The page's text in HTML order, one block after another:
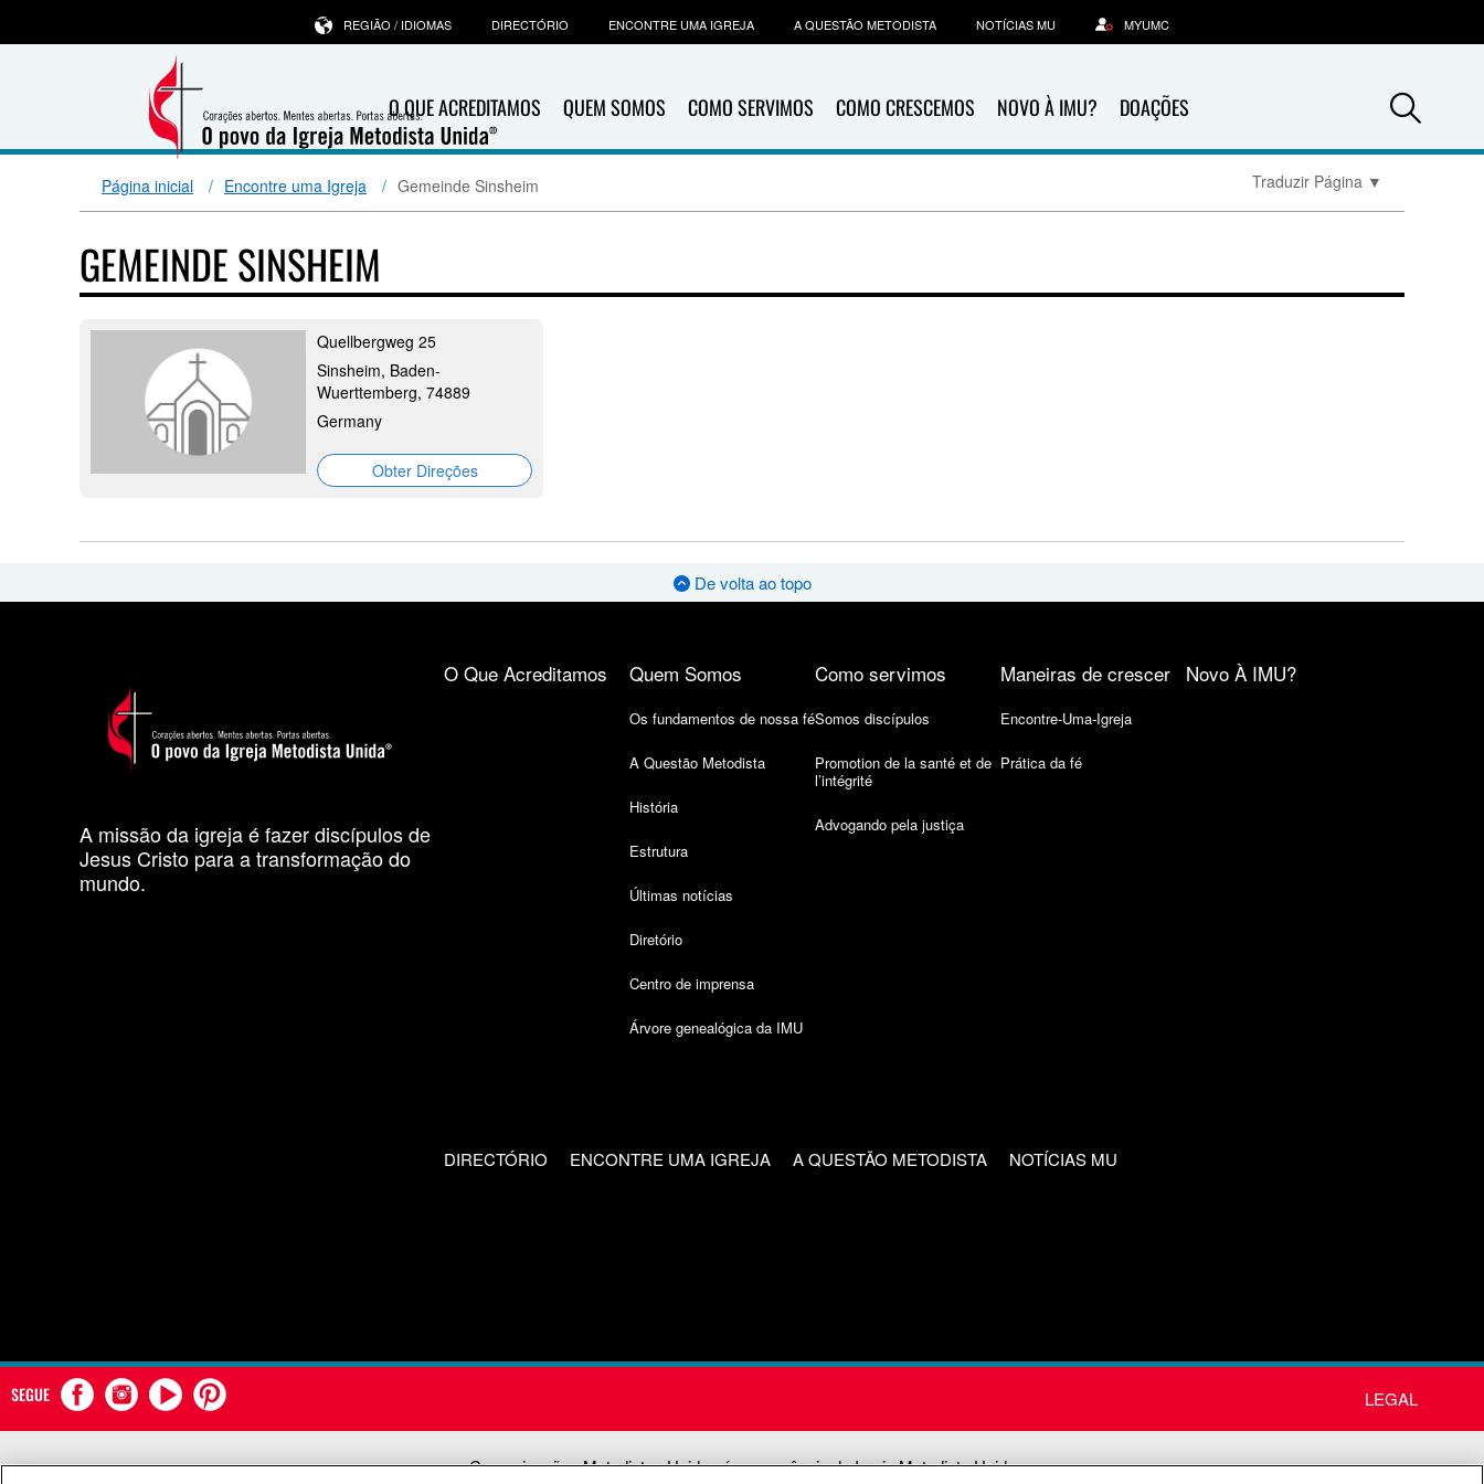
O QUE ACREDITAMOS QUEM SOMOS COMO SERVIMOS COMO CRESCEMOS NOVO À IMU? DOAÇÕES
REGIÃO / IDIOMAS DIRECTÓRIO ENCONTRE UMA IGREJA A QUESTÃO METODISTA NOTÍCIAS MU MYUMC
Página inicial Encontre uma Igreja Gemeinde Sinsheim Traduzir Página ▼
GEMEINDE SINSHEIM
Quellbergweg 25
Sinsheim, Baden-
Wuerttemberg, 74889
Germany
Obter Direções
De volta ao topo
A missão da igreja é fazer discípulos de
Jesus Cristo para a transformação do
mundo.
O Que Acreditamos Quem Somos
Os fundamentos de nossa fé
A Questão Metodista
História
Estrutura
Últimas notícias
Diretório
Centro de imprensa
Árvore genealógica da IMU
Como servimos
Somos discípulos
Promotion de la santé et de
l’intégrité
Advogando pela justiça
Maneiras de crescer
Encontre-Uma-Igreja
Prática da fé
Novo À IMU?
DIRECTÓRIO ENCONTRE UMA IGREJA A QUESTÃO METODISTA NOTÍCIAS MU
SEGUE LEGAL
Comunicações Metodistas Unidas é uma agência da Igreja Metodista Unida